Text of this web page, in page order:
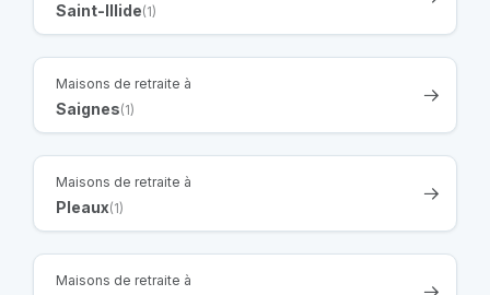
Saint-Illide(1)
Maisons de retraite à
Saignes(1)
Maisons de retraite à
Pleaux(1)
Maisons de retraite à